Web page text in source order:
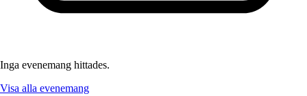
Inga evenemang hittades.
Visa alla evenemang